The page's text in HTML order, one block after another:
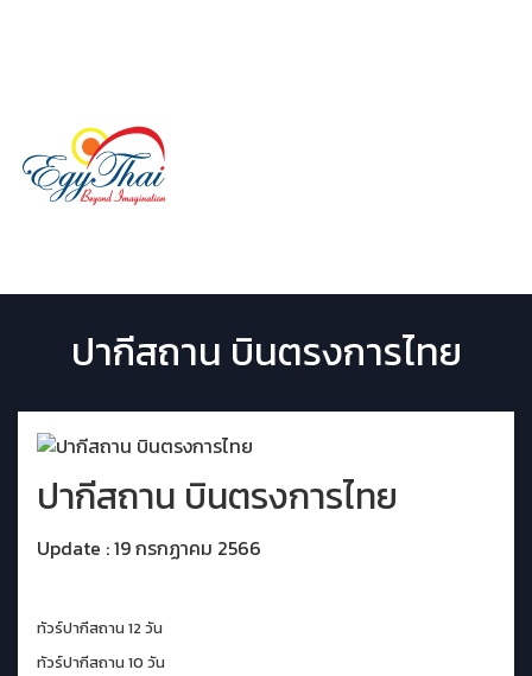
ปากีสถาน บินตรงการไทย
ปากีสถาน บินตรงการไทย
Update : 19 กรกฏาคม 2566
ทัวร์ปากีสถาน 12 วัน
ทัวร์ปากีสถาน 10 วัน